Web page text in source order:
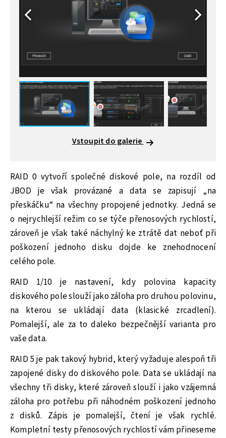
Vstoupit do galerie
RAID 0 vytvoří společné diskové pole, na rozdíl od
JBOD je však provázané a data se zapisují „na
přeskáčku“ na všechny propojené jednotky. Jedná se
o nejrychlejší režim co se týče přenosových rychlostí,
zároveň je však také náchylný ke ztrátě dat neboť při
poškození jednoho disku dojde ke znehodnocení
celého pole.
RAID 1/10 je nastavení, kdy polovina kapacity
diskového pole slouží jako záloha pro druhou polovinu,
na kterou se ukládají data (klasické zrcadlení).
Pomalejší, ale za to daleko bezpečnější varianta pro
vaše data.
RAID 5 je pak takový hybrid, který vyžaduje alespoň tři
zapojené disky do diskového pole. Data se ukládají na
všechny tři disky, které zároveň slouží i jako vzájemná
záloha pro potřebu při náhodném poškození jednoho
z disků. Zápis je pomalejší, čtení je však rychlé.
Kompletní testy přenosových rychlostí vám přineseme